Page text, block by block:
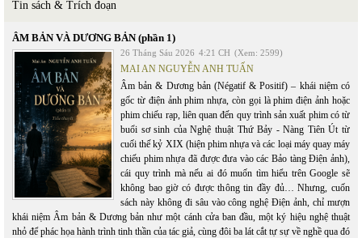
Tin sách & Trích đoạn
ÂM BẢN VÀ DƯƠNG BẢN (phần 1)
26 Tháng Sáu 2026 4:21 CH (Xem: 2599)
MAI AN NGUYỄN ANH TUẤN
Âm bản & Dương bản (Négatif & Positif) – khái niệm có
gốc từ điện ảnh phim nhựa, còn gọi là phim điện ảnh hoặc
phim chiếu rạp, liên quan đến quy trình sản xuất phim có từ
buổi sơ sinh của Nghệ thuật Thứ Bảy - Nàng Tiên Út từ
cuối thế kỷ XIX (hiện phim nhựa và các loại máy quay máy
chiếu phim nhựa đã được đưa vào các Bảo tàng Điện ảnh),
cái quy trình mà nếu ai đó muốn tìm hiểu trên Google sẽ
không bao giờ có được thông tin đầy đủ… Nhưng, cuốn
sách này không đi sâu vào công nghệ Điện ảnh, chỉ mượn
khái niệm Âm bản & Dương bản như một cánh cửa ban đầu, một ký hiệu nghệ thuật
nhỏ để phác họa hành trình tinh thần của tác giả, cùng đôi ba lát cắt tự sự về nghề qua đó